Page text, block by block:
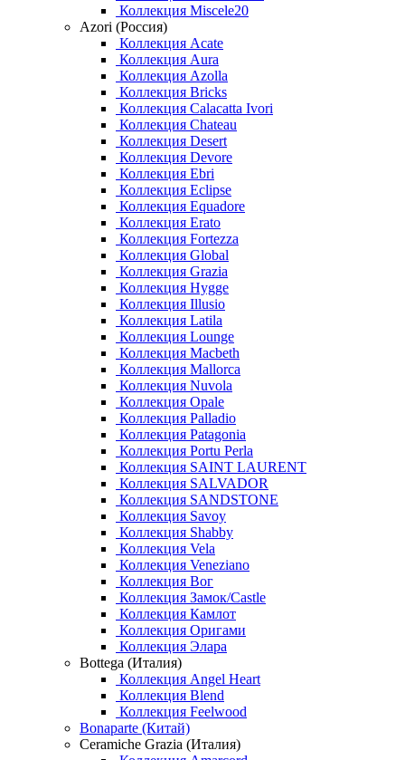
Коллекция Miscele20
Azori (Россия)
Коллекция Acate
Коллекция Aura
Коллекция Azolla
Коллекция Bricks
Коллекция Calacatta Ivori
Коллекция Chateau
Коллекция Desert
Коллекция Devore
Коллекция Ebri
Коллекция Eclipse
Коллекция Equadore
Коллекция Erato
Коллекция Fortezza
Коллекция Global
Коллекция Grazia
Коллекция Hygge
Коллекция Illusio
Коллекция Latila
Коллекция Lounge
Коллекция Macbeth
Коллекция Mallorca
Коллекция Nuvola
Коллекция Opale
Коллекция Palladio
Коллекция Patagonia
Коллекция Portu Perla
Коллекция SAINT LAURENT
Коллекция SALVADOR
Коллекция SANDSTONE
Коллекция Savoy
Коллекция Shabby
Коллекция Vela
Коллекция Veneziano
Коллекция Вог
Коллекция Замок/Castle
Коллекция Камлот
Коллекция Оригами
Коллекция Элара
Bottega (Италия)
Коллекция Angel Heart
Коллекция Blend
Коллекция Feelwood
Bonaparte (Китай)
Ceramiche Grazia (Италия)